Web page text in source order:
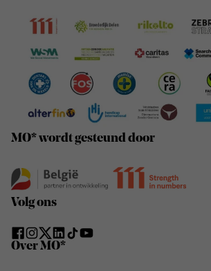
MO* wordt gesteund door
Volg ons
Over MO*